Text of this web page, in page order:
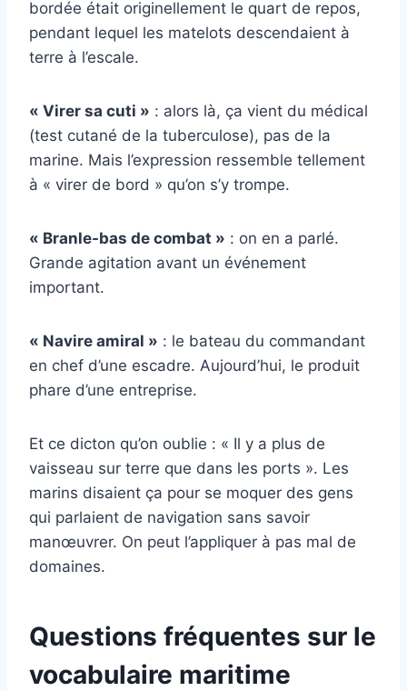
bordée était originellement le quart de repos,
pendant lequel les matelots descendaient à
terre à l’escale.
« Virer sa cuti » : alors là, ça vient du médical
(test cutané de la tuberculose), pas de la
marine. Mais l’expression ressemble tellement
à « virer de bord » qu’on s’y trompe.
« Branle-bas de combat » : on en a parlé.
Grande agitation avant un événement
important.
« Navire amiral » : le bateau du commandant
en chef d’une escadre. Aujourd’hui, le produit
phare d’une entreprise.
Et ce dicton qu’on oublie : « Il y a plus de
vaisseau sur terre que dans les ports ». Les
marins disaient ça pour se moquer des gens
qui parlaient de navigation sans savoir
manœuvrer. On peut l’appliquer à pas mal de
domaines.
Questions fréquentes sur le
vocabulaire maritime